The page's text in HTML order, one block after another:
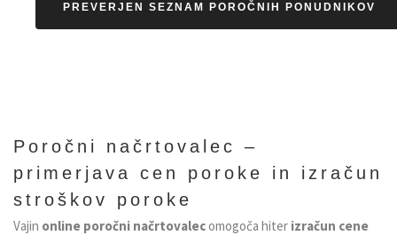
PREVERJEN SEZNAM POROČNIH PONUDNIKOV
Poročni načrtovalec –
primerjava cen poroke in izračun
stroškov poroke
Vajin online poročni načrtovalecomogoča hiter izračun cene